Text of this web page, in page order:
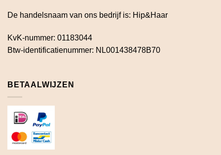
De handelsnaam van ons bedrijf is: Hip&Haar
KvK-nummer: 01183044
Btw-identificatienummer: NL001438478B70
BETAALWIJZEN